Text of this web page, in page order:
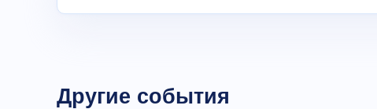
Другие события